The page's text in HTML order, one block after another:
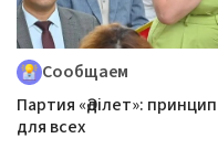
Сообщаем
Партия «Әділет»:
для всех